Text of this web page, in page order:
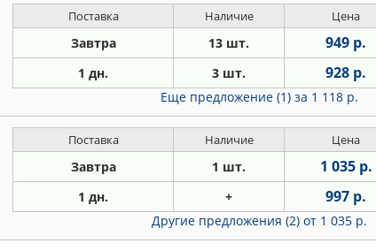
Поставка Наличие Цена
Завтра 13 шт. 949 р.
1 дн. 3 шт. 928 р.
Еще предложение (1) за 1 118 р.
Поставка Наличие Цена
Завтра 1 шт. 1 035 р.
1 дн. + 997 р.
Другие предложения (2) от 1 035 р.